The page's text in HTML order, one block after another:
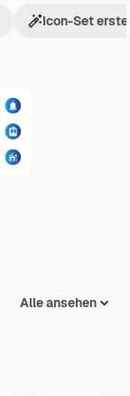
Icon-Set
Alle ansehen